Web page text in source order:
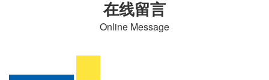
在线留言
Online Message